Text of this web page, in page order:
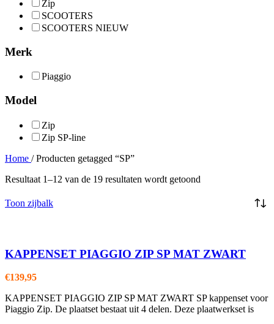
Zip
SCOOTERS
SCOOTERS NIEUW
Merk
Piaggio
Model
Zip
Zip SP-line
Home / Producten getagged “SP”
Resultaat 1–12 van de 19 resultaten wordt getoond
Toon zijbalk
KAPPENSET PIAGGIO ZIP SP MAT ZWART
€139,95
KAPPENSET PIAGGIO ZIP SP MAT ZWART SP kappenset voor
Piaggio Zip. De plaatset bestaat uit 4 delen. Deze plaatwerkset is